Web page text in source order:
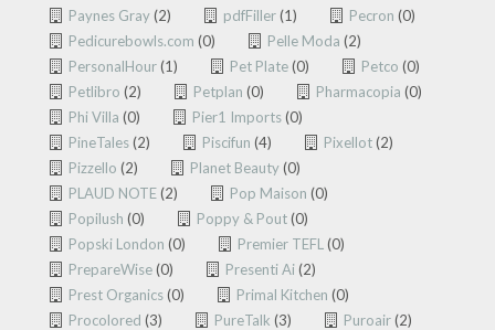
Paynes Gray(2) pdfFiller(1) Pecron (0)
Pedicurebowls.com (0) Pelle Moda (2)
PersonalHour(1) Pet Plate(0) Petco (0)
Petlibro (2) Petplan (0) Pharmacopia (0)
Phi Villa (0) Pier1 Imports(0)
PineTales(2) Piscifun (4) Pixellot(2)
Pizzello (2) Planet Beauty(0)
PLAUD NOTE(2) Pop Maison (0)
Popilush (0) Poppy & Pout(0)
Popski London (0) Premier TEFL (0)
PrepareWise(0) Presenti Ai(2)
Prest Organics(0) Primal Kitchen (0)
Procolored (3) PureTalk (3) Puroair(2)